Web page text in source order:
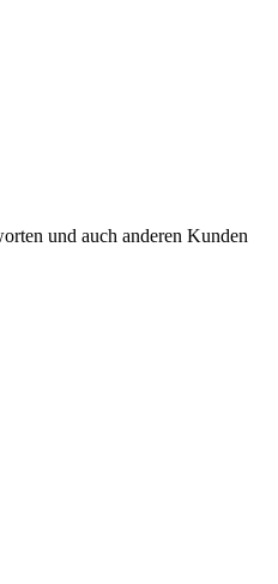
und auch anderen Kunden